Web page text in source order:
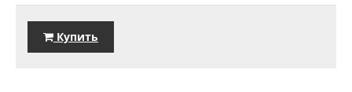
Купить